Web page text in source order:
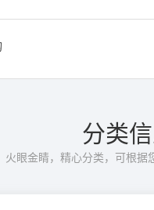
分类
火眼金睛，精心分类，可根据